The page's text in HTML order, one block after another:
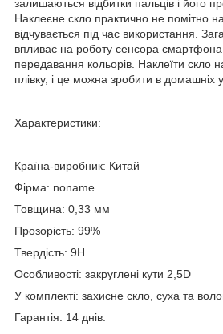
залишаються відбитки пальців і його
Наклеєне скло практично не помітно
відчувається під час використання.
впливає на роботу сенсора
передавання кольорів. Наклеїти скло
плівку, і це можна зробити в домашніх
Характеристики:
Країна-виробник: Китай
Фірма: noname
Товщина: 0,33 мм
Прозорість: 99%
Твердість: 9H
Особливості: закруглені кути 2,5D
У комплекті: захисне скло, суха та
Гарантія: 14 днів.